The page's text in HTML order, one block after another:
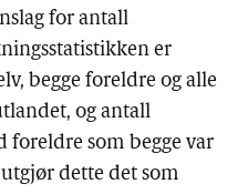
for antall
er
begge foreldre og alle
og antall
foreldre som begge var
dette det som